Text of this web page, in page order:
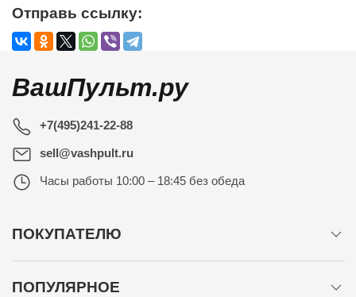
Отправь ссылку:
ВашПульт.ру
+7(495)241-22-88
sell@vashpult.ru
Часы работы 10:00 – 18:45 без обеда
ПОКУПАТЕЛЮ
ПОПУЛЯРНОЕ